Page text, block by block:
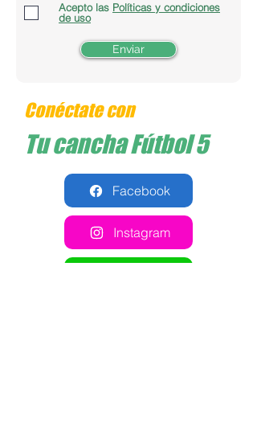
Acepto las Políticas y condiciones
de uso
Enviar
Conéctate con
Tu cancha Fútbol 5
Facebook
Instagram